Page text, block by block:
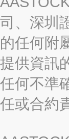
司、深圳
的任何附
提供資訊
任何不準
任或合約